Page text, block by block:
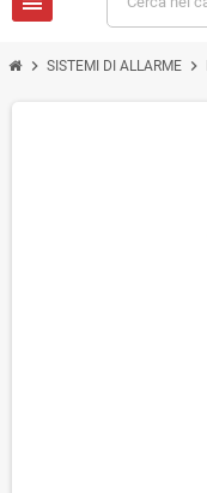
chevron_right SISTEMI DI ALLARME chevron_right